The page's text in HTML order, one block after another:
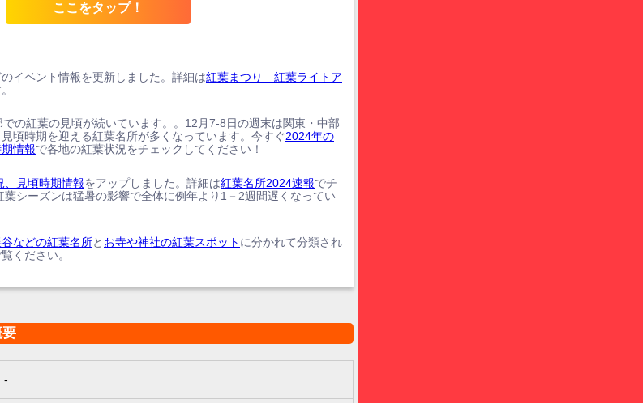
ここをタップ！
イベント情報を更新しました。詳細は紅葉まつり 紅葉ライトア
の紅葉の見頃が続いています。。12月7-8日の週末は関東・中部
頃時期を迎える紅葉名所が多くなっています。今すぐ2024年の
情報で各地の紅葉状況をチェックしてください！
、見頃時期情報をアップしました。詳細は紅葉名所2024速報でチ
葉シーズンは猛暑の影響で全体に例年より1－2週間遅くなってい
などの紅葉名所と お寺や神社の紅葉スポット に分かれて分類され
ください。
-